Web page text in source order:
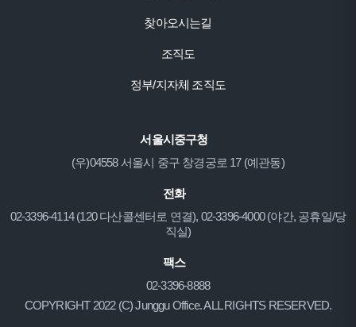
찾아오시는길
조직도
정부/지자체 조직도
서울시중구청
(우)04558 서울시 중구 창경궁로 17 (예관동)
전화
02-3396-4114 (120 다산콜센터로 연결), 02-3396-4000 (야간, 공휴일/당
직실)
팩스
02-3396-8888
COPYRIGHT 2022 (C) Junggu Office. ALL RIGHTS RESERVED.